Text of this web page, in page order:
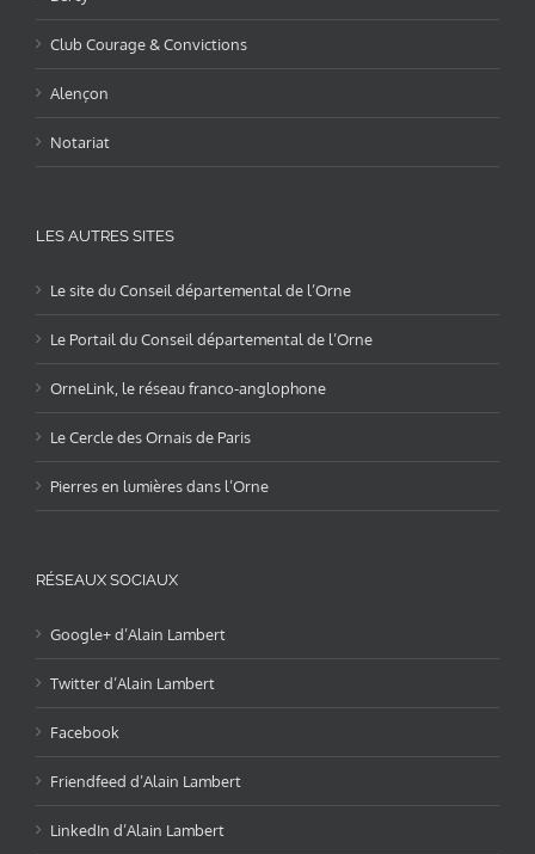
Club Courage & Convictions
Alençon
Notariat
LES AUTRES SITES
Le site du Conseil départemental de l’Orne
Le Portail du Conseil départemental de l’Orne
OrneLink, le réseau franco-anglophone
Le Cercle des Ornais de Paris
Pierres en lumières dans l’Orne
RÉSEAUX SOCIAUX
Google+ d’Alain Lambert
Twitter d’Alain Lambert
Facebook
Friendfeed d’Alain Lambert
LinkedIn d’Alain Lambert